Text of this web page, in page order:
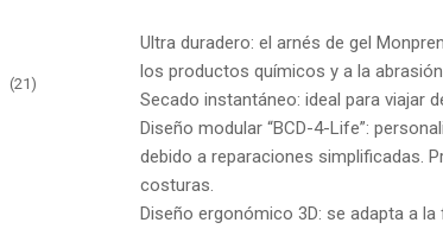
Ultra duradero: el arnés de gel
los productos químicos y a la
Secado instantáneo: ideal para viajar
Diseño modular “BCD-4-Life”:
debido a reparaciones simplificadas.
costuras.
Diseño ergonómico 3D: se adapta a
(21)